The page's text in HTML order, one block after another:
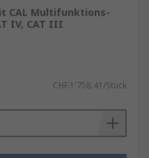
CAL Multifunktions-
IV, CAT III
CHF.1'758.41/Stück